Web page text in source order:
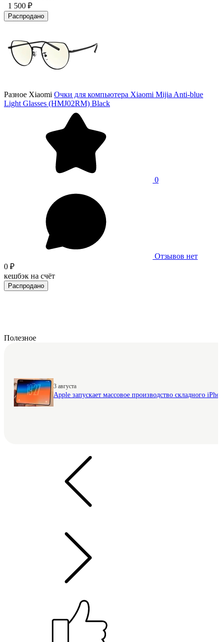
1 500 ₽
Распродано
Разное Xiaomi Очки для компьютера Xiaomi Mijia Anti-blue
Light Glasses (HMJ02RM) Black
0
Отзывов нет
0 ₽
кешбэк на счёт
Распродано
Полезное
3 августа
Apple запускает массовое производство складного